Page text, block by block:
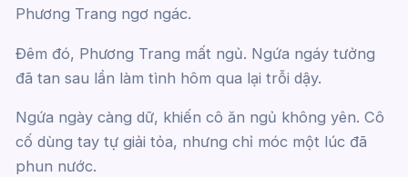
Phương Trang ngơ ngác.
Đêm đó, Phương Trang mất ngủ. Ngứa ngáy tưởng
đã tan sau lần làm tình hôm qua lại trỗi dậy.
Ngứa ngày càng dữ, khiến cô ăn ngủ không yên. Cô
cố dùng tay tự giải tỏa, nhưng chỉ móc một lúc đã
phun nước.